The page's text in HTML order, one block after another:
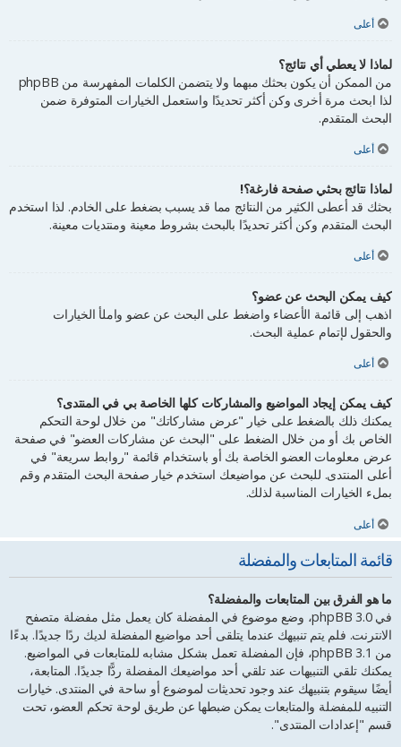
أعلى
لماذا لا يعطي أي نتائج؟
من الممكن أن يكون بحثك مبهما ولا يتضمن الكلمات المفهرسة من phpBB
لذا ابحث مرة أخرى وكن أكثر تحديدًا واستعمل الخيارات المتوفرة ضمن
البحث المتقدم.
أعلى
لماذا نتائج بحثي صفحة فارغة؟!
بحثك قد أعطى الكثير من النتائج مما قد يسبب بضغط على الخادم. لذا استخدم
البحث المتقدم وكن أكثر تحديدًا بالبحث بشروط معينة ومنتديات معينة.
أعلى
كيف يمكن البحث عن عضو؟
اذهب إلى قائمة الأعضاء واضغط على البحث عن عضو واملأ الخيارات
والحقول لإتمام عملية البحث.
أعلى
كيف يمكن إيجاد المواضيع والمشاركات كلها الخاصة بي في المنتدى؟
يمكنك ذلك بالضغط على خيار "عرض مشاركاتك" من خلال لوحة التحكم
الخاص بك أو من خلال الضغط على "البحث عن مشاركات العضو" في صفحة
عرض معلومات العضو الخاصة بك أو باستخدام قائمة "روابط سريعة" في
أعلى المنتدى. للبحث عن مواضيعك استخدم خيار صفحة البحث المتقدم وقم
بملء الخيارات المناسبة لذلك.
أعلى
قائمة المتابعات والمفضلة
ما هو الفرق بين المتابعات والمفضلة؟
في phpBB 3.0، وضع موضوع في المفضلة كان يعمل مثل مفضلة متصفح
الانترنت. فلم يتم تنبيهك عندما يتلقى أحد مواضيع المفضلة لديك ردًا جديدًا. بدءًا
من phpBB 3.1، فإن المفضلة تعمل بشكل مشابه للمتابعات في المواضيع.
يمكنك تلقي التنبيهات عند تلقي أحد مواضيعك المفضلة ردًّا جديدًا. المتابعة،
أيضًا سيقوم بتنبيهك عند وجود تحديثات لموضوع أو ساحة في المنتدى. خيارات
التنبيه للمفضلة والمتابعات يمكن ضبطها عن طريق لوحة تحكم العضو، تحت
قسم "إعدادات المنتدى".